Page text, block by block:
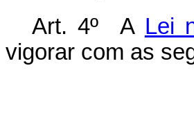
Art. 4º A Lei
vigorar com as